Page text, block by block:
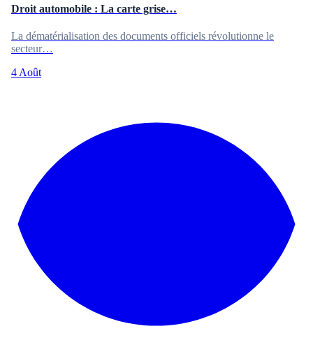
Droit automobile : La carte grise…
La dématérialisation des documents officiels révolutionne le
secteur…
4 Août